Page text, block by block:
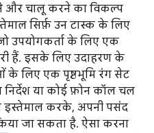
और चालू करने का विकल्प
सिर्फ़ उन टास्क के लिए
उपयोगकर्ता के लिए एक
हैं. इसके लिए उदाहरण के
लिए एक पृष्ठभूमि रंग सेट
निर्देश या कोई फ़ोन कॉल चल
इस्तेमाल करके, अपनी पसंद
जा सकता है. ऐसा करना